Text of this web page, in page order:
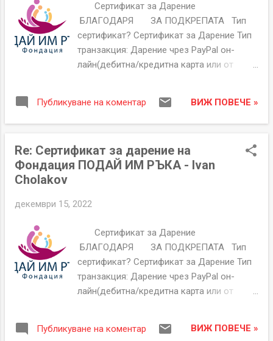
БЛАГОДАРИМ ВИ ЗА ПОДКРЕПАТА
Фондация "ПОДАЙ ИМ РЪКА"
гр.Козлодуй, Бл.71, Вх.Г, ап.81.
ЕИК:206250913 За неполучени или със
неточности сертификати пишете на
Дарение на Фондация "ПОДАЙ ИМ РЪКА"
Сертификат за Дарение
БЛАГОДАРЯ ЗА ПОДКРЕПАТА Тип
сертификат? Сертификат за Дарение Тип
транзакция: Дарение чрез PayPal он-
лайн(дебитна/кредитна карта или от
2022 Фирма(ако е проложимо) Мoto-
Sticker - https://moto-sticker.com/ Имейл
Дарен или други подробности. Подари
Коледа 2022 Дарение чрез PayPal 50,00 €
5469140713111228474 БЛАГОДАРИМ ВИ
РЪКА" гр.Козлодуй, Бл.71, Вх.Г, ап.81.
ЕИК:206250913 За неполучени или със
неточности сертификати пишете на
help@givethemhand.com Сертификата за
Дарение на Фондация "ПОДАЙ ИМ РЪКА"
уникален номер, име на дарител, дата и
Публикуване на коментар ВИЖ ПОВЕЧЕ »
Re: Сертификат за дарение на
Фондация ПОДАЙ ИМ РЪКА - Ivan
Cholakov
декември 15, 2022
Сертификат за Дарение
БЛАГОДАРЯ ЗА ПОДКРЕПАТА Тип
сертификат? Сертификат за Дарение Тип
транзакция: Дарение чрез PayPal он-
лайн(дебитна/кредитна карта или от
2022 Дарител Имена Ivan Cholakov Имейл
Публикуване на коментар ВИЖ ПОВЕЧЕ »